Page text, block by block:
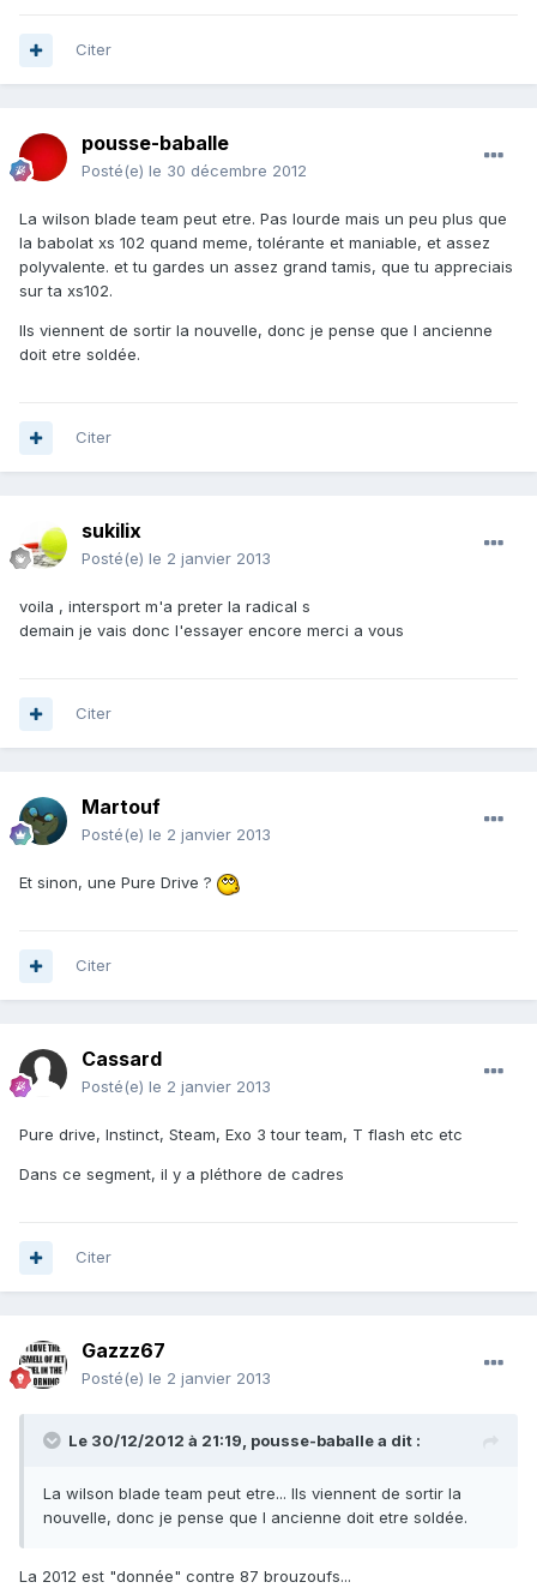
Citer
pousse-baballe
Posté(e) le 30 décembre 2012
La wilson blade team peut etre. Pas lourde mais un peu plus que
la babolat xs 102 quand meme, tolérante et maniable, et assez
polyvalente. et tu gardes un assez grand tamis, que tu appreciais
sur ta xs102.
Ils viennent de sortir la nouvelle, donc je pense que l ancienne
doit etre soldée.
Citer
sukilix
Posté(e) le 2 janvier 2013
voila , intersport m'a preter la radical s
demain je vais donc l'essayer encore merci a vous
Citer
Martouf
Posté(e) le 2 janvier 2013
Et sinon, une Pure Drive ?
Citer
Cassard
Posté(e) le 2 janvier 2013
Pure drive, Instinct, Steam, Exo 3 tour team, T flash etc etc
Dans ce segment, il y a pléthore de cadres
Citer
Gazzz67
Posté(e) le 2 janvier 2013
Le 30/12/2012 à 21:19, pousse-baballe a dit :
La wilson blade team peut etre... Ils viennent de sortir la
nouvelle, donc je pense que l ancienne doit etre soldée.
La 2012 est "donnée" contre 87 brouzoufs...